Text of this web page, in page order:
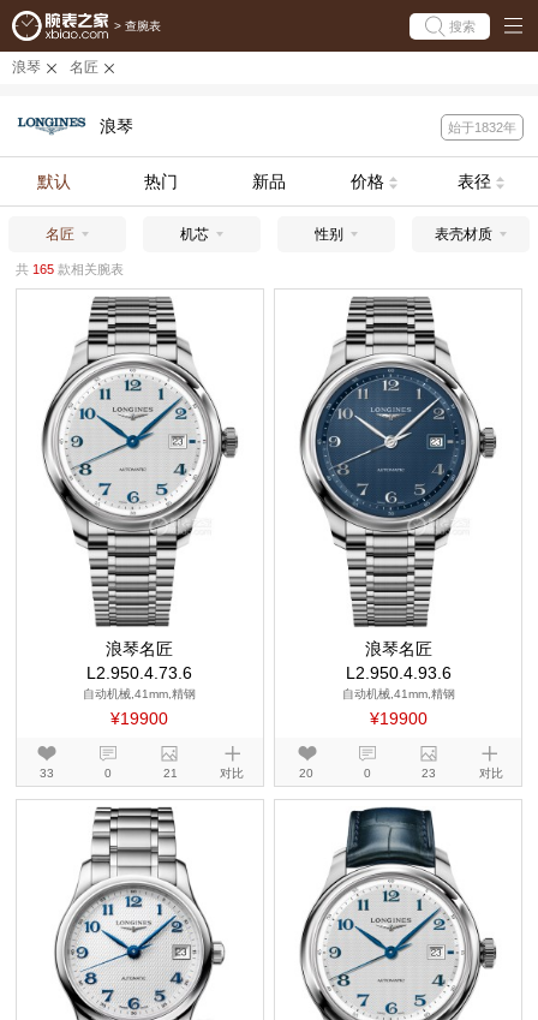
> 查腕表 搜索
浪琴 名匠
浪琴 始于1832年
默认 热门 新品 价格 表径
名匠 机芯 性别 表壳材质
共 165款相关腕表
浪琴名匠
L2.950.4.73.6
自动机械,41mm,精钢
¥19900
33 0 21 对比
浪琴名匠
L2.950.4.93.6
自动机械,41mm,精钢
¥19900
20 0 23 对比